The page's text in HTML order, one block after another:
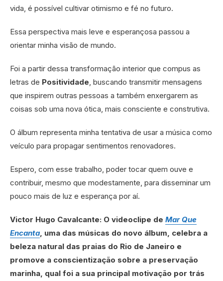
vida, é possível cultivar otimismo e fé no futuro.
Essa perspectiva mais leve e esperançosa passou a
orientar minha visão de mundo.
Foi a partir dessa transformação interior que compus as
letras de Positividade , buscando transmitir mensagens
que inspirem outras pessoas a também enxergarem as
coisas sob uma nova ótica, mais consciente e construtiva.
O álbum representa minha tentativa de usar a música como
veículo para propagar sentimentos renovadores.
Espero, com esse trabalho, poder tocar quem ouve e
contribuir, mesmo que modestamente, para disseminar um
pouco mais de luz e esperança por aí.
Victor Hugo Cavalcante: O videoclipe de Mar Que
Encanta, uma das músicas do novo álbum, celebra a
beleza natural das praias do Rio de Janeiro e
promove a conscientização sobre a preservação
marinha, qual foi a sua principal motivação por trás